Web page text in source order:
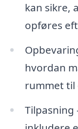
kan sikre,
opføres
hvordan
rummet til
Tilpasning